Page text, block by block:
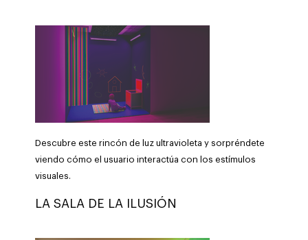
Descubre este rincón de luz ultravioleta y sorpréndete
viendo cómo el usuario interactúa con los estímulos
visuales.
LA SALA DE LA ILUSIÓN